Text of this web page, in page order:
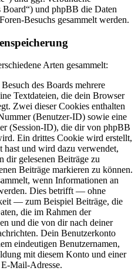
und phpBB die Daten
Besuchs gesammelt werden.
Arten gesammelt:
des Boards mehrere
Textdateien, die dein Browser
Zwei dieser Cookies enthalten
(Benutzer-ID) sowie eine
(Session-ID), die dir von phpBB
Ein drittes Cookie wird erstellt,
hast und wird dazu verwendet,
dir gelesenen Beiträge zu
Beiträge markieren zu können.
wenn Informationen an
Dies betrifft — ohne
— zum Beispiel Beiträge, die
die im Rahmen der
und die von dir nach deiner
Dein Benutzerkonto
eindeutigen Benutzernamen,
mit diesem Konto und einer
Mail-Adresse.